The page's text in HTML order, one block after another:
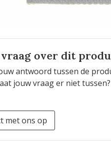
vraag over dit
antwoord tussen de
jouw vraag er niet
met ons op